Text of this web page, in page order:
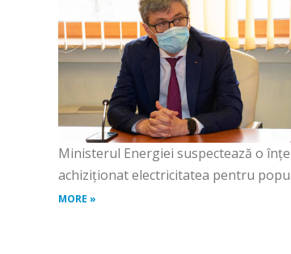
Ministerul Energiei suspectează o
achiziţionat electricitatea pentru
MORE »